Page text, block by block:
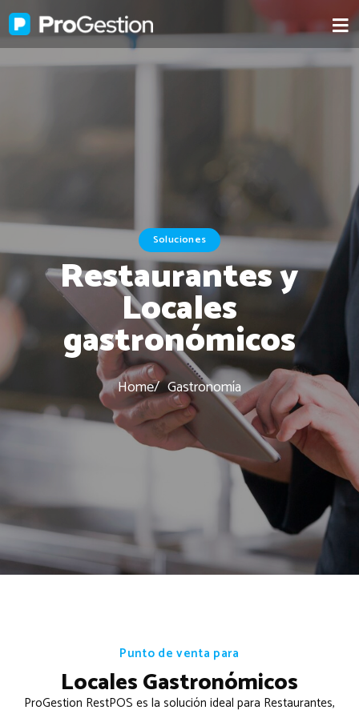
Soluciones
Restaurantes y
Locales
gastronómicos
Home Gastronomía
Punto de venta para
Locales Gastronómicos
ProGestion RestPOS es la solución ideal para Restaurantes,